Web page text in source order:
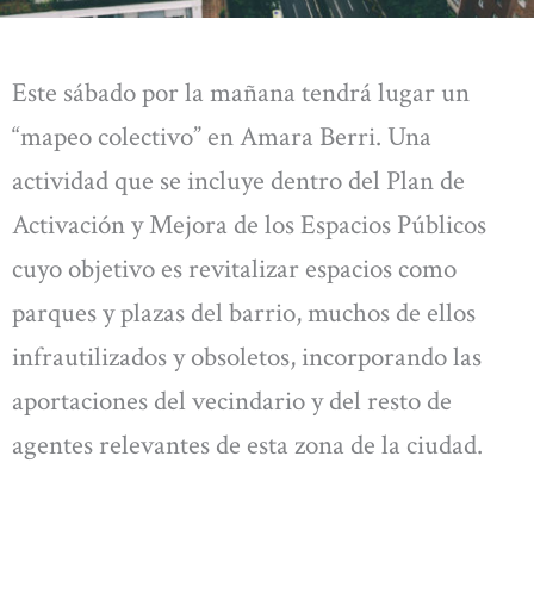
Este sábado por la mañana tendrá lugar un
“mapeo colectivo” en Amara Berri. Una
actividad que se incluye dentro del Plan de
Activación y Mejora de los Espacios Públicos
cuyo objetivo es revitalizar espacios como
parques y plazas del barrio, muchos de ellos
infrautilizados y obsoletos, incorporando las
aportaciones del vecindario y del resto de
agentes relevantes de esta zona de la ciudad.